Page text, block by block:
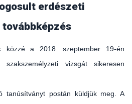
erdészeti
közzé a 2018. szeptember 19-én
szakszemélyzeti vizsgát sikeresen
tanúsítványt postán küldjük meg. A